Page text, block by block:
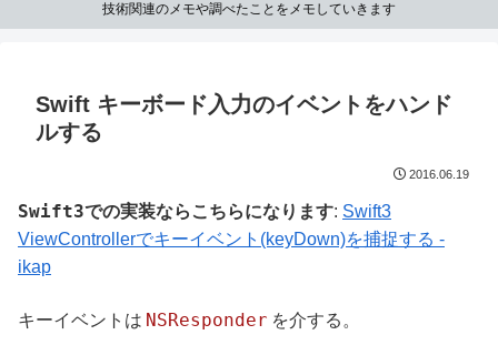
技術関連のメモや調べたことをメモしていきます
Swift キーボード入力のイベントをハンド
ルする
2016.06.19
Swift3での実装ならこちらになります: Swift3
ViewControllerでキーイベント(keyDown)を捕捉する -
ikap
キーイベントは NSResponder を介する。